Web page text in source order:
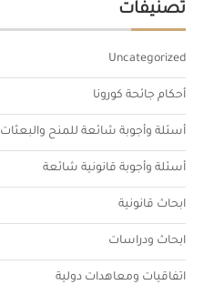
تصنيفات
Uncategorized
أحكام جائحة كورونا
أسئلة وأجوبة شائعة للمنح والبعثات
أسئلة وأجوبة قانونية شائعة
ابحاث قانونية
ابحاث ودراسات
اتفاقيات ومعاهدات دولية